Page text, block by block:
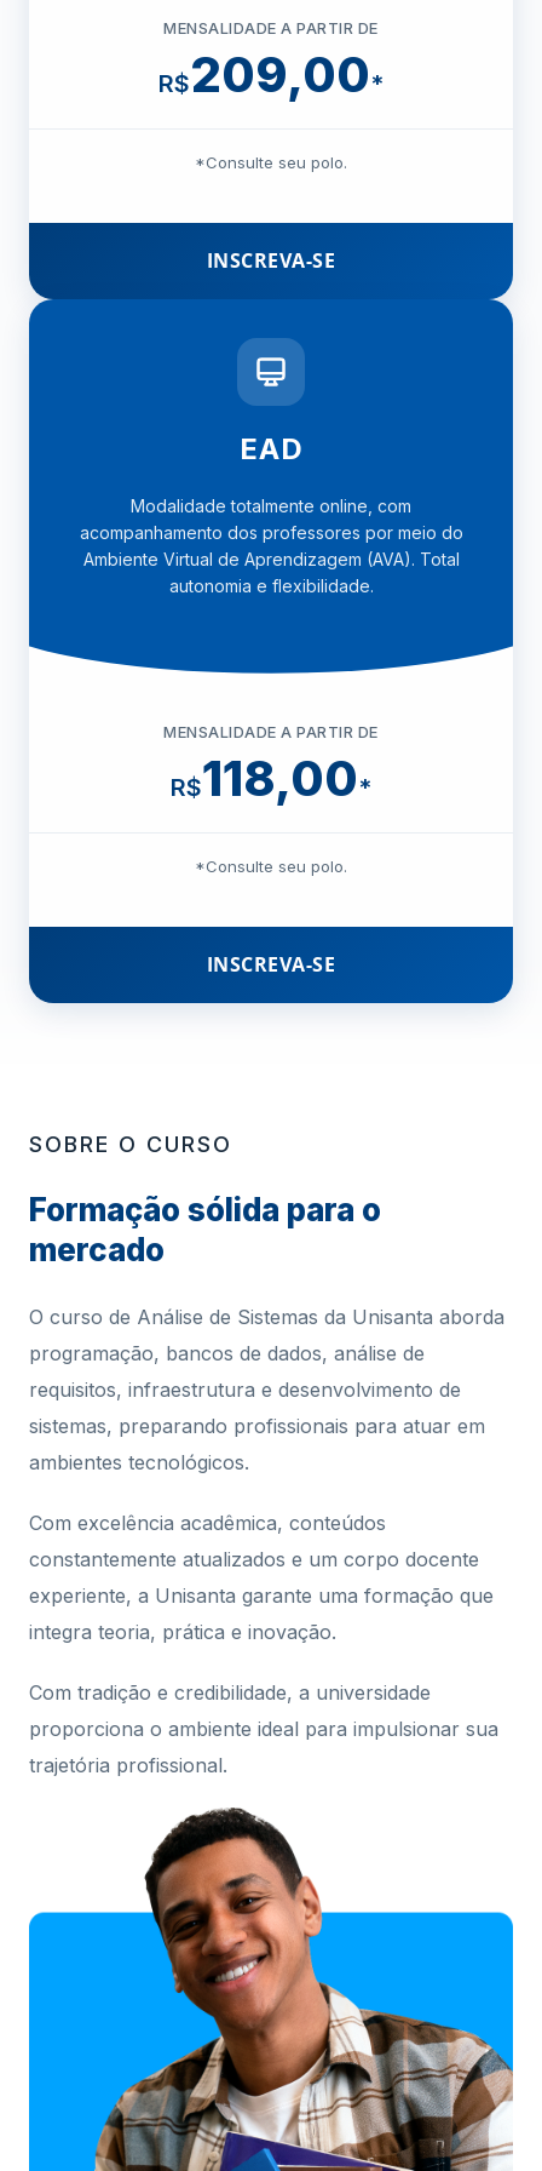
MENSALIDADE A PARTIR DE
R$209,00*
*Consulte seu polo.
INSCREVA-SE
EAD
Modalidade totalmente online, com
acompanhamento dos professores por meio do
Ambiente Virtual de Aprendizagem (AVA). Total
autonomia e flexibilidade.
MENSALIDADE A PARTIR DE
R$118,00*
*Consulte seu polo.
INSCREVA-SE
SOBRE O CURSO
Formação sólida para o
mercado
O curso de Análise de Sistemas da Unisanta aborda
programação, bancos de dados, análise de
requisitos, infraestrutura e desenvolvimento de
sistemas, preparando profissionais para atuar em
ambientes tecnológicos.
Com excelência acadêmica, conteúdos
constantemente atualizados e um corpo docente
experiente, a Unisanta garante uma formação que
integra teoria, prática e inovação.
Com tradição e credibilidade, a universidade
proporciona o ambiente ideal para impulsionar sua
trajetória profissional.